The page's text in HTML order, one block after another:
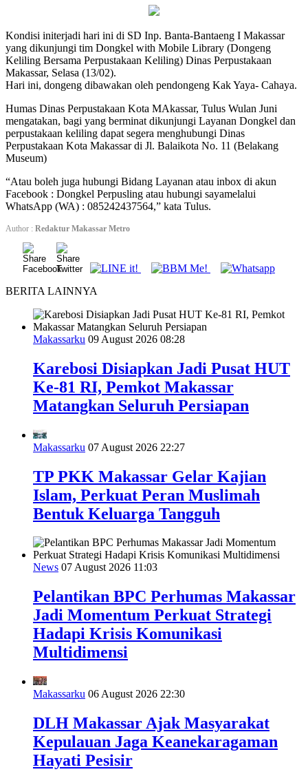
Kondisi initerjadi hari ini di SD Inp. Banta-Bantaeng I Makassar
yang dikunjungi tim Dongkel with Mobile Library (Dongeng
Keliling Bersama Perpustakaan Keliling) Dinas Perpustakaan
Makassar, Selasa (13/02).
Hari ini, dongeng dibawakan oleh pendongeng Kak Yaya- Cahaya.
Humas Dinas Perpustakaan Kota MAkassar, Tulus Wulan Juni
mengatakan, bagi yang berminat dikunjungi Layanan Dongkel dan
perpustakaan keliling dapat segera menghubungi Dinas
Perpustakaan Kota Makassar di Jl. Balaikota No. 11 (Belakang
Museum)
“Atau boleh juga hubungi Bidang Layanan atau inbox di akun
Facebook : Dongkel Perpusling atau hubungi sayamelalui
WhatsApp (WA) : 085242437564,” kata Tulus.
Author : Redaktur Makassar Metro
BERITA LAINNYA
Makassarku 09 August 2026 08:28
Karebosi Disiapkan Jadi Pusat HUT
Ke-81 RI, Pemkot Makassar
Matangkan Seluruh Persiapan
Makassarku 07 August 2026 22:27
TP PKK Makassar Gelar Kajian
Islam, Perkuat Peran Muslimah
Bentuk Keluarga Tangguh
News 07 August 2026 11:03
Pelantikan BPC Perhumas Makassar
Jadi Momentum Perkuat Strategi
Hadapi Krisis Komunikasi
Multidimensi
Makassarku 06 August 2026 22:30
DLH Makassar Ajak Masyarakat
Kepulauan Jaga Keanekaragaman
Hayati Pesisir